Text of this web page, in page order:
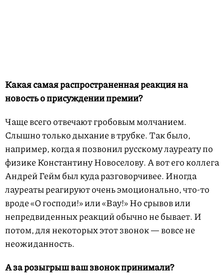
Какая самая распространенная реакция на
новость о присуждении премии?
Чаще всего отвечают гробовым молчанием.
Слышно только дыхание в трубке. Так было,
например, когда я позвонил русскому лауреату по
физике Константину Новоселову. А вот его коллега
Андрей Гейм был куда разговорчивее. Иногда
лауреаты реагируют очень эмоционально, что-то
вроде «О господи!» или «Вау!» Но срывов или
непредвиденных реакций обычно не бывает. И
потом, для некоторых этот звонок — вовсе не
неожиданность.
А за розыгрыш ваш звонок принимали?